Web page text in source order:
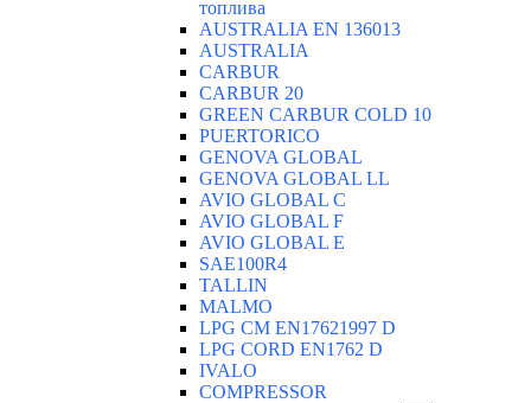
топлива
AUSTRALIA EN 136013
AUSTRALIA
CARBUR
CARBUR 20
GREEN CARBUR COLD 10
PUERTORICO
GENOVA GLOBAL
GENOVA GLOBAL LL
AVIO GLOBAL C
AVIO GLOBAL F
AVIO GLOBAL E
SAE100R4
TALLIN
MALMO
LPG CM EN17621997 D
LPG CORD EN1762 D
IVALO
COMPRESSOR